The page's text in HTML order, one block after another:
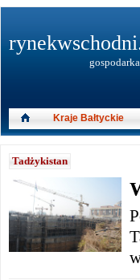
Tadżykistan
Kraje Bałtyckie